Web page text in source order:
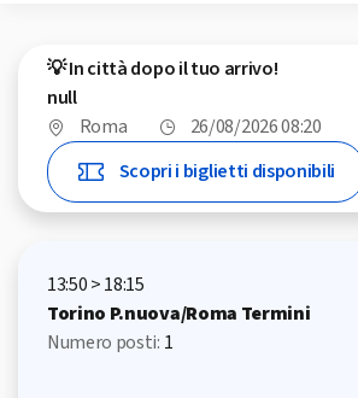
💡 In città dopo il tuo arrivo!
null
Roma
26/08/2026 08:20
Scopri i biglietti disponibili
13:50 > 18:15
Torino P.nuova/Roma Termini
Numero posti: 1